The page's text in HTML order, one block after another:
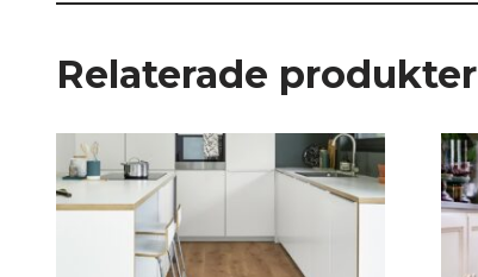
Relaterade produkter